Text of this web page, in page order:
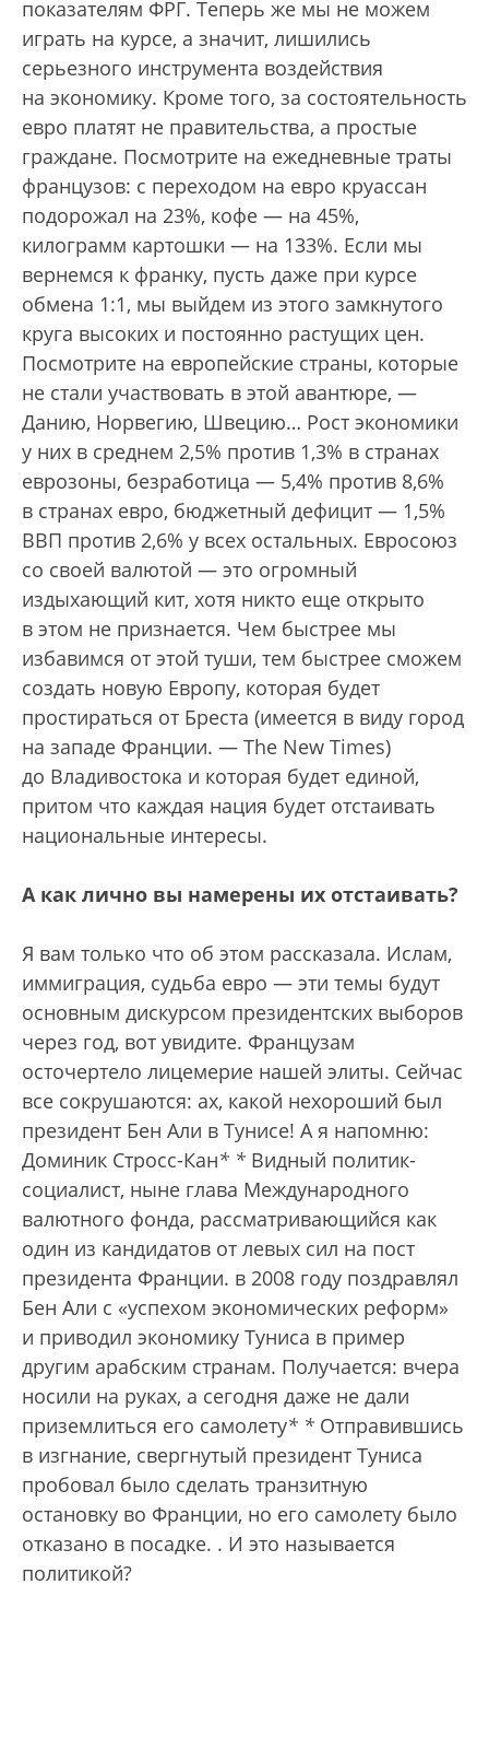
показателям ФРГ. Теперь же мы не можем
играть на курсе, а значит, лишились
серьезного инструмента воздействия
на экономику. Кроме того, за состоятельность
евро платят не правительства, а простые
граждане. Посмотрите на ежедневные траты
французов: с переходом на евро круассан
подорожал на 23%, кофе — на 45%,
килограмм картошки — на 133%. Если мы
вернемся к франку, пусть даже при курсе
обмена 1:1, мы выйдем из этого замкнутого
круга высоких и постоянно растущих цен.
Посмотрите на европейские страны, которые
не стали участвовать в этой авантюре, —
Данию, Норвегию, Швецию… Рост экономики
у них в среднем 2,5% против 1,3% в странах
еврозоны, безработица — 5,4% против 8,6%
в странах евро, бюджетный дефицит — 1,5%
ВВП против 2,6% у всех остальных. Евросоюз
со своей валютой — это огромный
издыхающий кит, хотя никто еще открыто
в этом не признается. Чем быстрее мы
избавимся от этой туши, тем быстрее сможем
создать новую Европу, которая будет
простираться от Бреста (имеется в виду город
на западе Франции. — The New Times)
до Владивостока и которая будет единой,
притом что каждая нация будет отстаивать
национальные интересы.
А как лично вы намерены их отстаивать?
Я вам только что об этом рассказала. Ислам,
иммиграция, судьба евро — эти темы будут
основным дискурсом президентских выборов
через год, вот увидите. Французам
осточертело лицемерие нашей элиты. Сейчас
все сокрушаются: ах, какой нехороший был
президент Бен Али в Тунисе! А я напомню:
Доминик Стросс-Кан* * Видный политик-
социалист, ныне глава Международного
валютного фонда, рассматривающийся как
один из кандидатов от левых сил на пост
президента Франции. в 2008 году поздравлял
Бен Али с «успехом экономических реформ»
и приводил экономику Туниса в пример
другим арабским странам. Получается: вчера
носили на руках, а сегодня даже не дали
приземлиться его самолету* * Отправившись
в изгнание, свергнутый президент Туниса
пробовал было сделать транзитную
остановку во Франции, но его самолету было
отказано в посадке. . И это называется
политикой?